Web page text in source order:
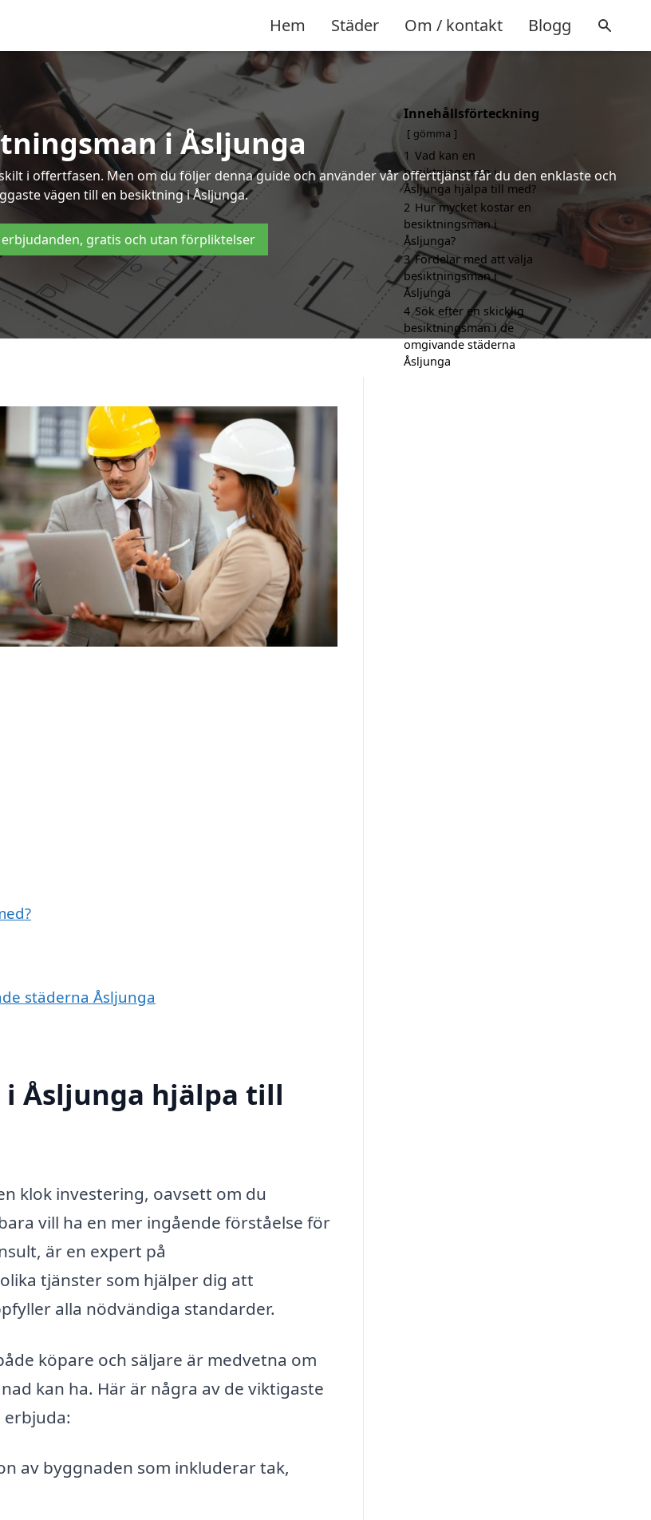
Hem Städer Om / kontakt Blogg
i Åsljunga
i offertfasen. Men om du följer denna guide och använder vår offerttjänst får du den enklaste och
vägen till en besiktning i Åsljunga.
erbjudanden, gratis och utan förpliktelser
städerna Åsljunga
Åsljunga hjälpa till
klok investering, oavsett om du
vill ha en mer ingående förståelse för
är en expert på
tjänster som hjälper dig att
alla nödvändiga standarder.
köpare och säljare är medvetna om
kan ha. Här är några av de viktigaste
erbjuda:
av byggnaden som inkluderar tak,
Innehållsförteckning
gömma
1 Vad kan en
besiktningsman i
Åsljunga hjälpa till med?
2 Hur mycket kostar en
besiktningsman i
Åsljunga?
3 Fördelar med att välja
besiktningsman i
Åsljunga
4 Sök efter en skicklig
besiktningsman i de
omgivande städerna
Åsljunga